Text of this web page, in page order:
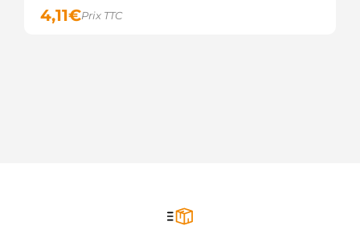
4,11€Prix TTC